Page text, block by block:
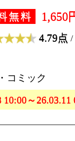
無料 1,650
4.79点 /
コミック
10:00～26.03.11